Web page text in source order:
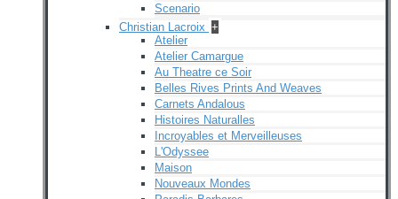
Scenario
Christian Lacroix +
Atelier
Atelier Camargue
Au Theatre ce Soir
Belles Rives Prints And Weaves
Carnets Andalous
Histoires Naturalles
Incroyables et Merveilleuses
L'Odyssee
Maison
Nouveaux Mondes